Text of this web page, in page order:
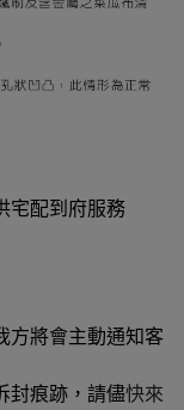
宅配到府服務
方將會主動通知客
封痕跡，請儘快來